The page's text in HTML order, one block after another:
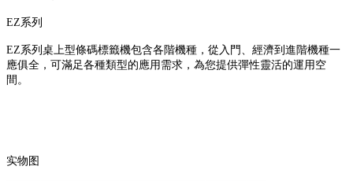
EZ系列
EZ系列桌上型條碼標籤機包含各階機種，從入門、經濟到進階機種一
應俱全，可滿足各種類型的應用需求，為您提供彈性靈活的運用空
間。
实物图